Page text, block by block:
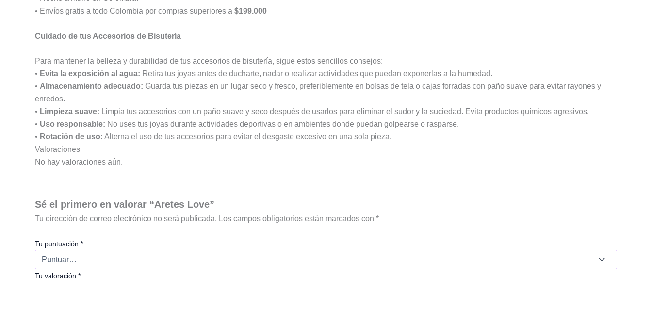
• Envíos gratis a todo Colombia por compras superiores a $199.000
Cuidado de tus Accesorios de Bisutería
Para mantener la belleza y durabilidad de tus accesorios de bisutería, sigue estos sencillos consejos:
• Evita la exposición al agua: Retira tus joyas antes de ducharte, nadar o realizar actividades que puedan exponerlas a la humedad.
• Almacenamiento adecuado: Guarda tus piezas en un lugar seco y fresco, preferiblemente en bolsas de tela o cajas forradas con paño suave para evitar rayones y
enredos.
• Limpieza suave: Limpia tus accesorios con un paño suave y seco después de usarlos para eliminar el sudor y la suciedad. Evita productos químicos agresivos.
• Uso responsable: No uses tus joyas durante actividades deportivas o en ambientes donde puedan golpearse o rasparse.
• Rotación de uso: Alterna el uso de tus accesorios para evitar el desgaste excesivo en una sola pieza.
Valoraciones
No hay valoraciones aún.
Sé el primero en valorar “Aretes Love”
Tu dirección de correo electrónico no será publicada. Los campos obligatorios están marcados con *
Tu puntuación *
Tu valoración *